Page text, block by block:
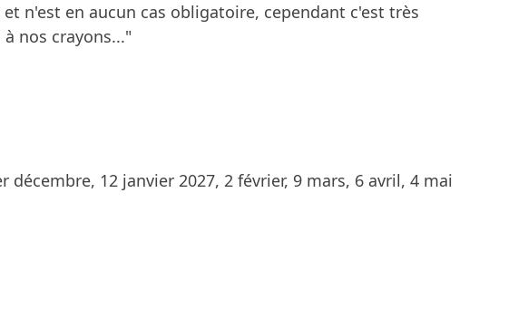
n'est en aucun cas obligatoire, cependant c'est très
nos crayons..."
12 janvier 2027, 2 février, 9 mars, 6 avril, 4 mai